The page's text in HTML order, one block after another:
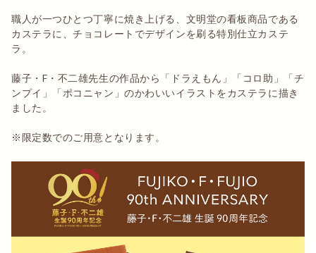
職⼈が⼀つひとつ丁寧に焼き上げる、⽂明堂の看板商品である
カステラに、チョコレートでデザインを刷る特別仕⽴カステ
ラ。
藤子・F・不二雄先生の作品から「ドラえもん」「コロ助」「チ
ンプイ」「ポコニャン」のかわいいイラストをカステラに描き
ました。
※限定数でのご用意となります。